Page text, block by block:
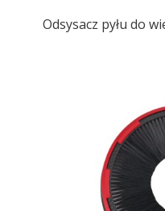
Odsysacz pyłu do